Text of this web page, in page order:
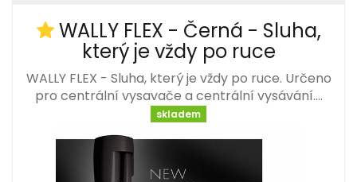
WALLY FLEX - Černá - Sluha,
který je vždy po ruce
WALLY FLEX - Sluha, který je vždy po ruce. Určeno
pro centrální vysavače a centrální vysávání.…
skladem